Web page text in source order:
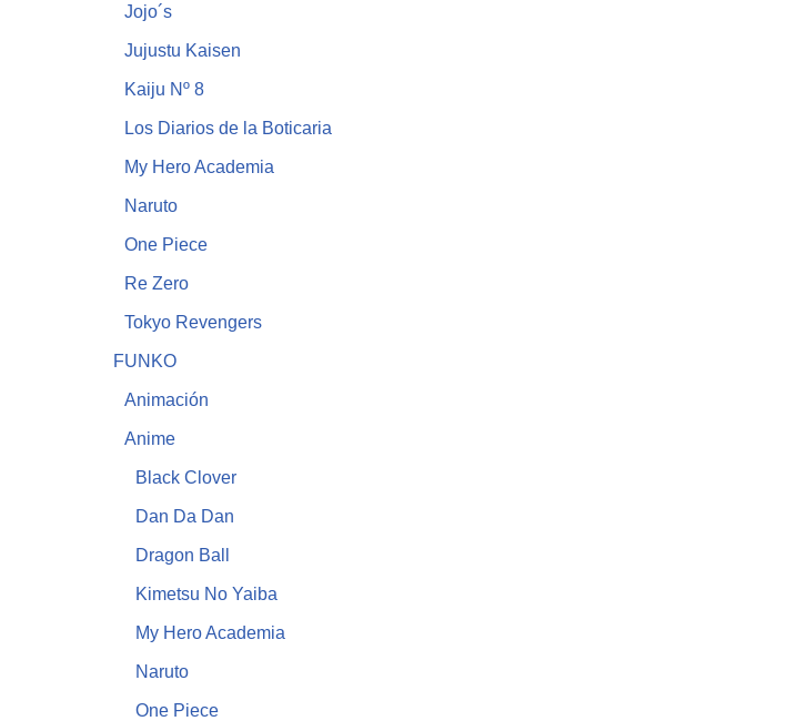
Jojo´s
Jujustu Kaisen
Kaiju Nº 8
Los Diarios de la Boticaria
My Hero Academia
Naruto
One Piece
Re Zero
Tokyo Revengers
FUNKO
Animación
Anime
Black Clover
Dan Da Dan
Dragon Ball
Kimetsu No Yaiba
My Hero Academia
Naruto
One Piece